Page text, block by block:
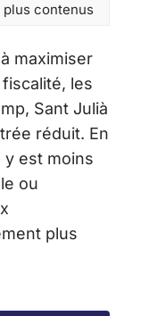
plus contenus
maximiser
les
Sant Julià
réduit. En
y est moins
ou
plus